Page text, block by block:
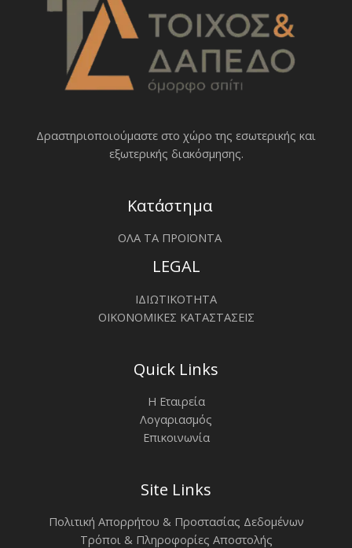
Δραστηριοποιoύμαστε στο χώρο της εσωτερικής και
εξωτερικής διακόσμησης.
Κατάστημα
ΟΛΑ ΤΑ ΠΡΟΪΟΝΤΑ
LEGAL
ΙΔΙΩΤΙΚΟΤΗΤΑ
ΟΙΚΟΝΟΜΙΚΕΣ ΚΑΤΑΣΤΑΣΕΙΣ
Quick Links
Η Εταιρεία
Λογαριασμός
Επικοινωνία
Site Links
Πολιτική Απορρήτου & Προστασίας Δεδομένων
Τρόποι & Πληροφορίες Αποστολής